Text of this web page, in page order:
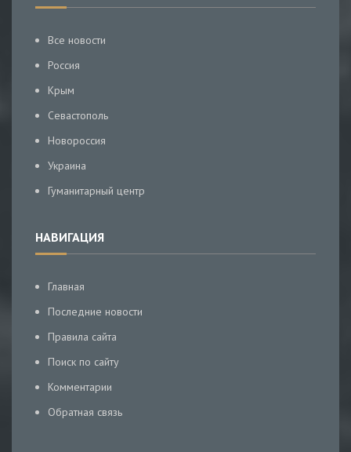
Все новости
Россия
Крым
Севастополь
Новороссия
Украина
Гуманитарный центр
НАВИГАЦИЯ
Главная
Последние новости
Правила сайта
Поиск по сайту
Комментарии
Обратная связь